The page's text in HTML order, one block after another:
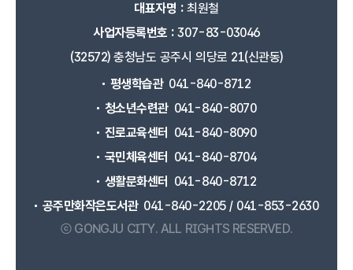
대표자명 :최원철
사업자등록번호 :307-83-03046
(32572) 충청남도 공주시 의당로 21(신관동)
평생학습관 041-840-8712
청소년수련관 041-840-8070
진로교육센터
041-840-8090
국민체육센터
041-840-8704
생활문화센터
041-840-8712
공주만화작은도서관 041-840-2205 / 041-853-2630
ⓒ GONGJU CITY. ALL RIGHTS RESERVED.